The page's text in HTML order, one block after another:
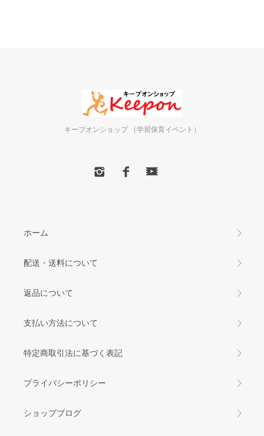
キープオンショップ （学習保育イベント）
ホーム
配送・送料について
返品について
支払い方法について
特定商取引法に基づく表記
プライバシーポリシー
ショップブログ